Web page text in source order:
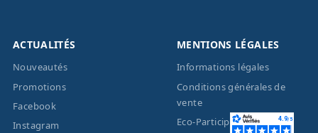
ACTUALITÉS
Nouveautés
Promotions
Facebook
Instagram
MENTIONS LÉGALES
Informations légales
Conditions générales de
vente
Eco-Participation